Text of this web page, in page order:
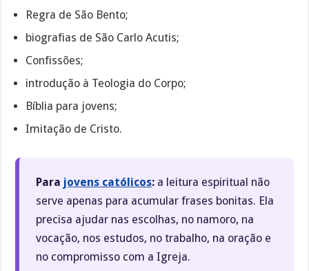
Regra de São Bento;
biografias de São Carlo Acutis;
Confissões;
introdução à Teologia do Corpo;
Bíblia para jovens;
Imitação de Cristo.
Para jovens católicos: a leitura espiritual não
serve apenas para acumular frases bonitas. Ela
precisa ajudar nas escolhas, no namoro, na
vocação, nos estudos, no trabalho, na oração e
no compromisso com a Igreja.